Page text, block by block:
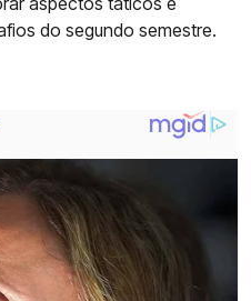
do segundo semestre.